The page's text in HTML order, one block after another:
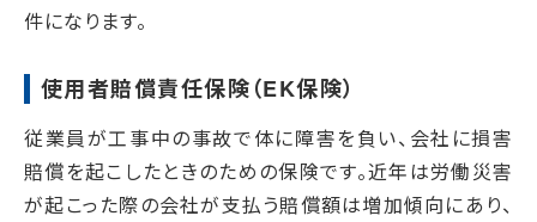
件になります。
使用者賠償責任保険（EK保険）
従業員が工事中の事故で体に障害を負い、会社に損害
賠償を起こしたときのための保険です。近年は労働災害
が起こった際の会社が支払う賠償額は増加傾向にあり、